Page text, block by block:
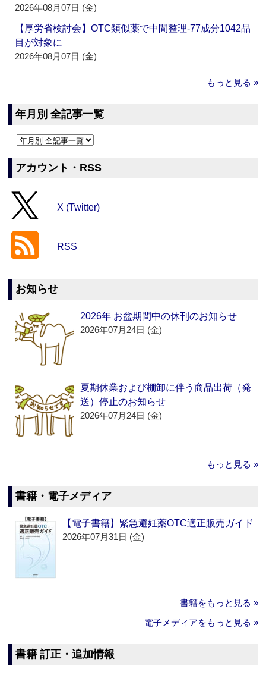
2026年08月07日 (金)
【厚労省検討会】OTC類似薬で中間整理‐77成分1042品
目が対象に
2026年08月07日 (金)
もっと見る »
年月別 全記事一覧
アカウント・RSS
X (Twitter)
RSS
お知らせ
2026年 お盆期間中の休刊のお知らせ
2026年07月24日 (金)
夏期休業および棚卸に伴う商品出荷（発
送）停止のお知らせ
2026年07月24日 (金)
もっと見る »
書籍・電子メディア
【電子書籍】緊急避妊薬OTC適正販売ガイド
2026年07月31日 (金)
書籍をもっと見る »
電子メディアをもっと見る »
書籍 訂正・追加情報